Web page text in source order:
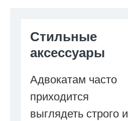
Стильные
аксессуары
Адвокатам часто
приходится
выглядеть строго и